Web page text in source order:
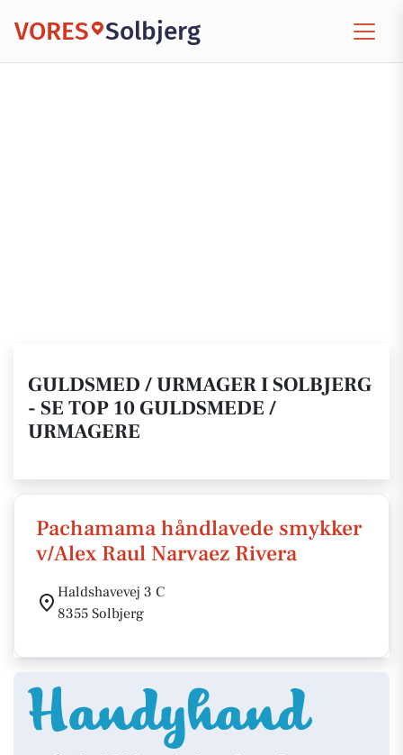
VORES Solbjerg
GULDSMED / URMAGER I SOLBJERG
- SE TOP 10 GULDSMEDE /
URMAGERE
Pachamama håndlavede smykker
v/Alex Raul Narvaez Rivera
Haldshavevej 3 C
8355 Solbjerg